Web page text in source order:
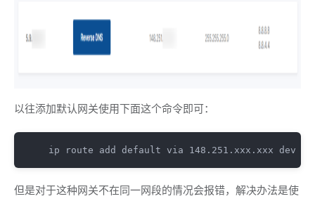
以往添加默认网关使用下面这个命令即可：
ip route add default via 148.251 .xxx .xxx dev
但是对于这种网关不在同一网段的情况会报错，解决办法是使